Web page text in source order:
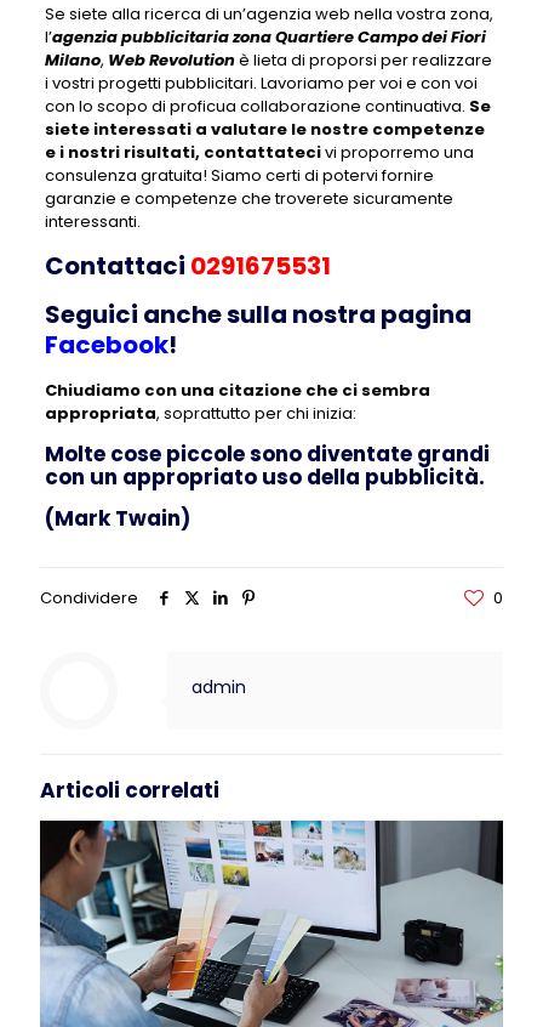
Se siete alla ricerca di un’agenzia web nella vostra zona,
l’agenzia pubblicitaria zona Quartiere Campo dei Fiori
Milano, Web Revolutionè lieta di proporsi per realizzare
i vostri progetti pubblicitari. Lavoriamo per voi e con voi
con lo scopo di proficua collaborazione continuativa. Se
siete interessati a valutare le nostre competenze
e i nostri risultati, contattatecivi proporremo una
consulenza gratuita! Siamo certi di potervi fornire
garanzie e competenze che troverete sicuramente
interessanti.
Contattaci 0291675531
Seguici anche sulla nostra pagina
Facebook!
Chiudiamo con una citazione che ci sembra
appropriata, soprattutto per chi inizia:
Molte cose piccole sono diventate grandi
con un appropriato uso della pubblicità.
(Mark Twain)
Condividere 0
admin
Articoli correlati